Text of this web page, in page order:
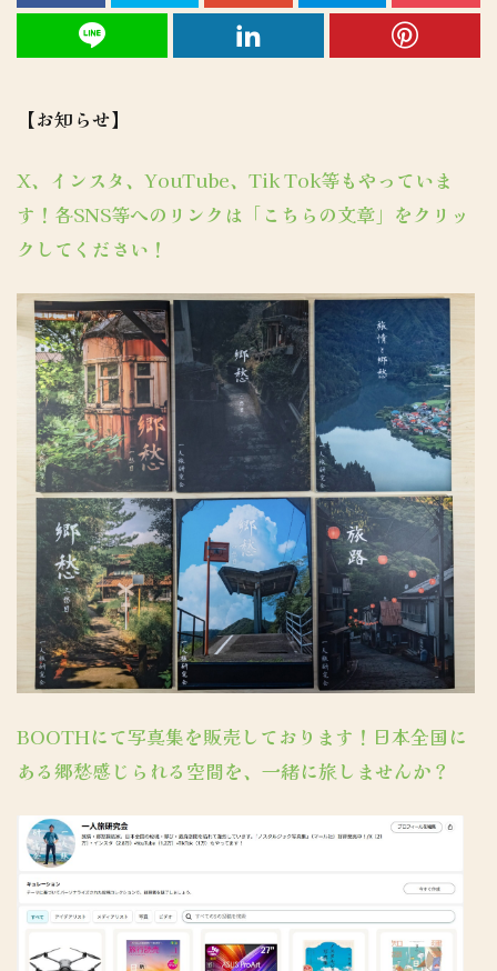
【お知らせ】
X、インスタ、YouTube、Tik Tok等もやっていま
す！各SNS等へのリンクは「こちらの文章」をクリッ
クしてください！
BOOTHにて写真集を販売しております！日本全国に
ある郷愁感じられる空間を、一緒に旅しませんか？